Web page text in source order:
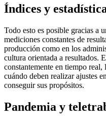
Índices y
Todo esto es posible gracias a
mediciones constantes de
producción como en los
cultura orientada a resultados.
constantemente en tiempo real,
cuándo deben realizar ajustes
conseguir sus propósitos.
Pandemia y